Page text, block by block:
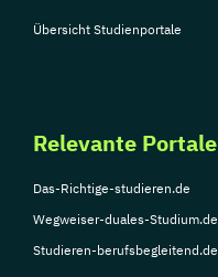
Übersicht Studienportale
Relevante Portale
Das-Richtige-studieren.de
Wegweiser-duales-Studium.de
Studieren-berufsbegleitend.de